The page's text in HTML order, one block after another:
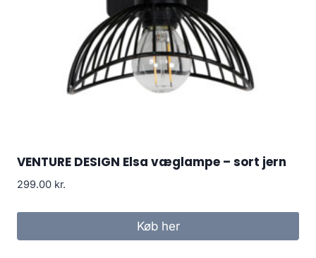
VENTURE DESIGN Elsa væglampe – sort jern
299.00 kr.
Køb her